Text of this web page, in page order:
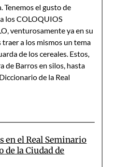
Tenemos el gusto de
los COLOQUIOS
venturosamente ya en su
a los mismos un tema
de los cereales. Estos,
de Barros en silos, hasta
de la Real
en el Real Seminario
de la Ciudad de